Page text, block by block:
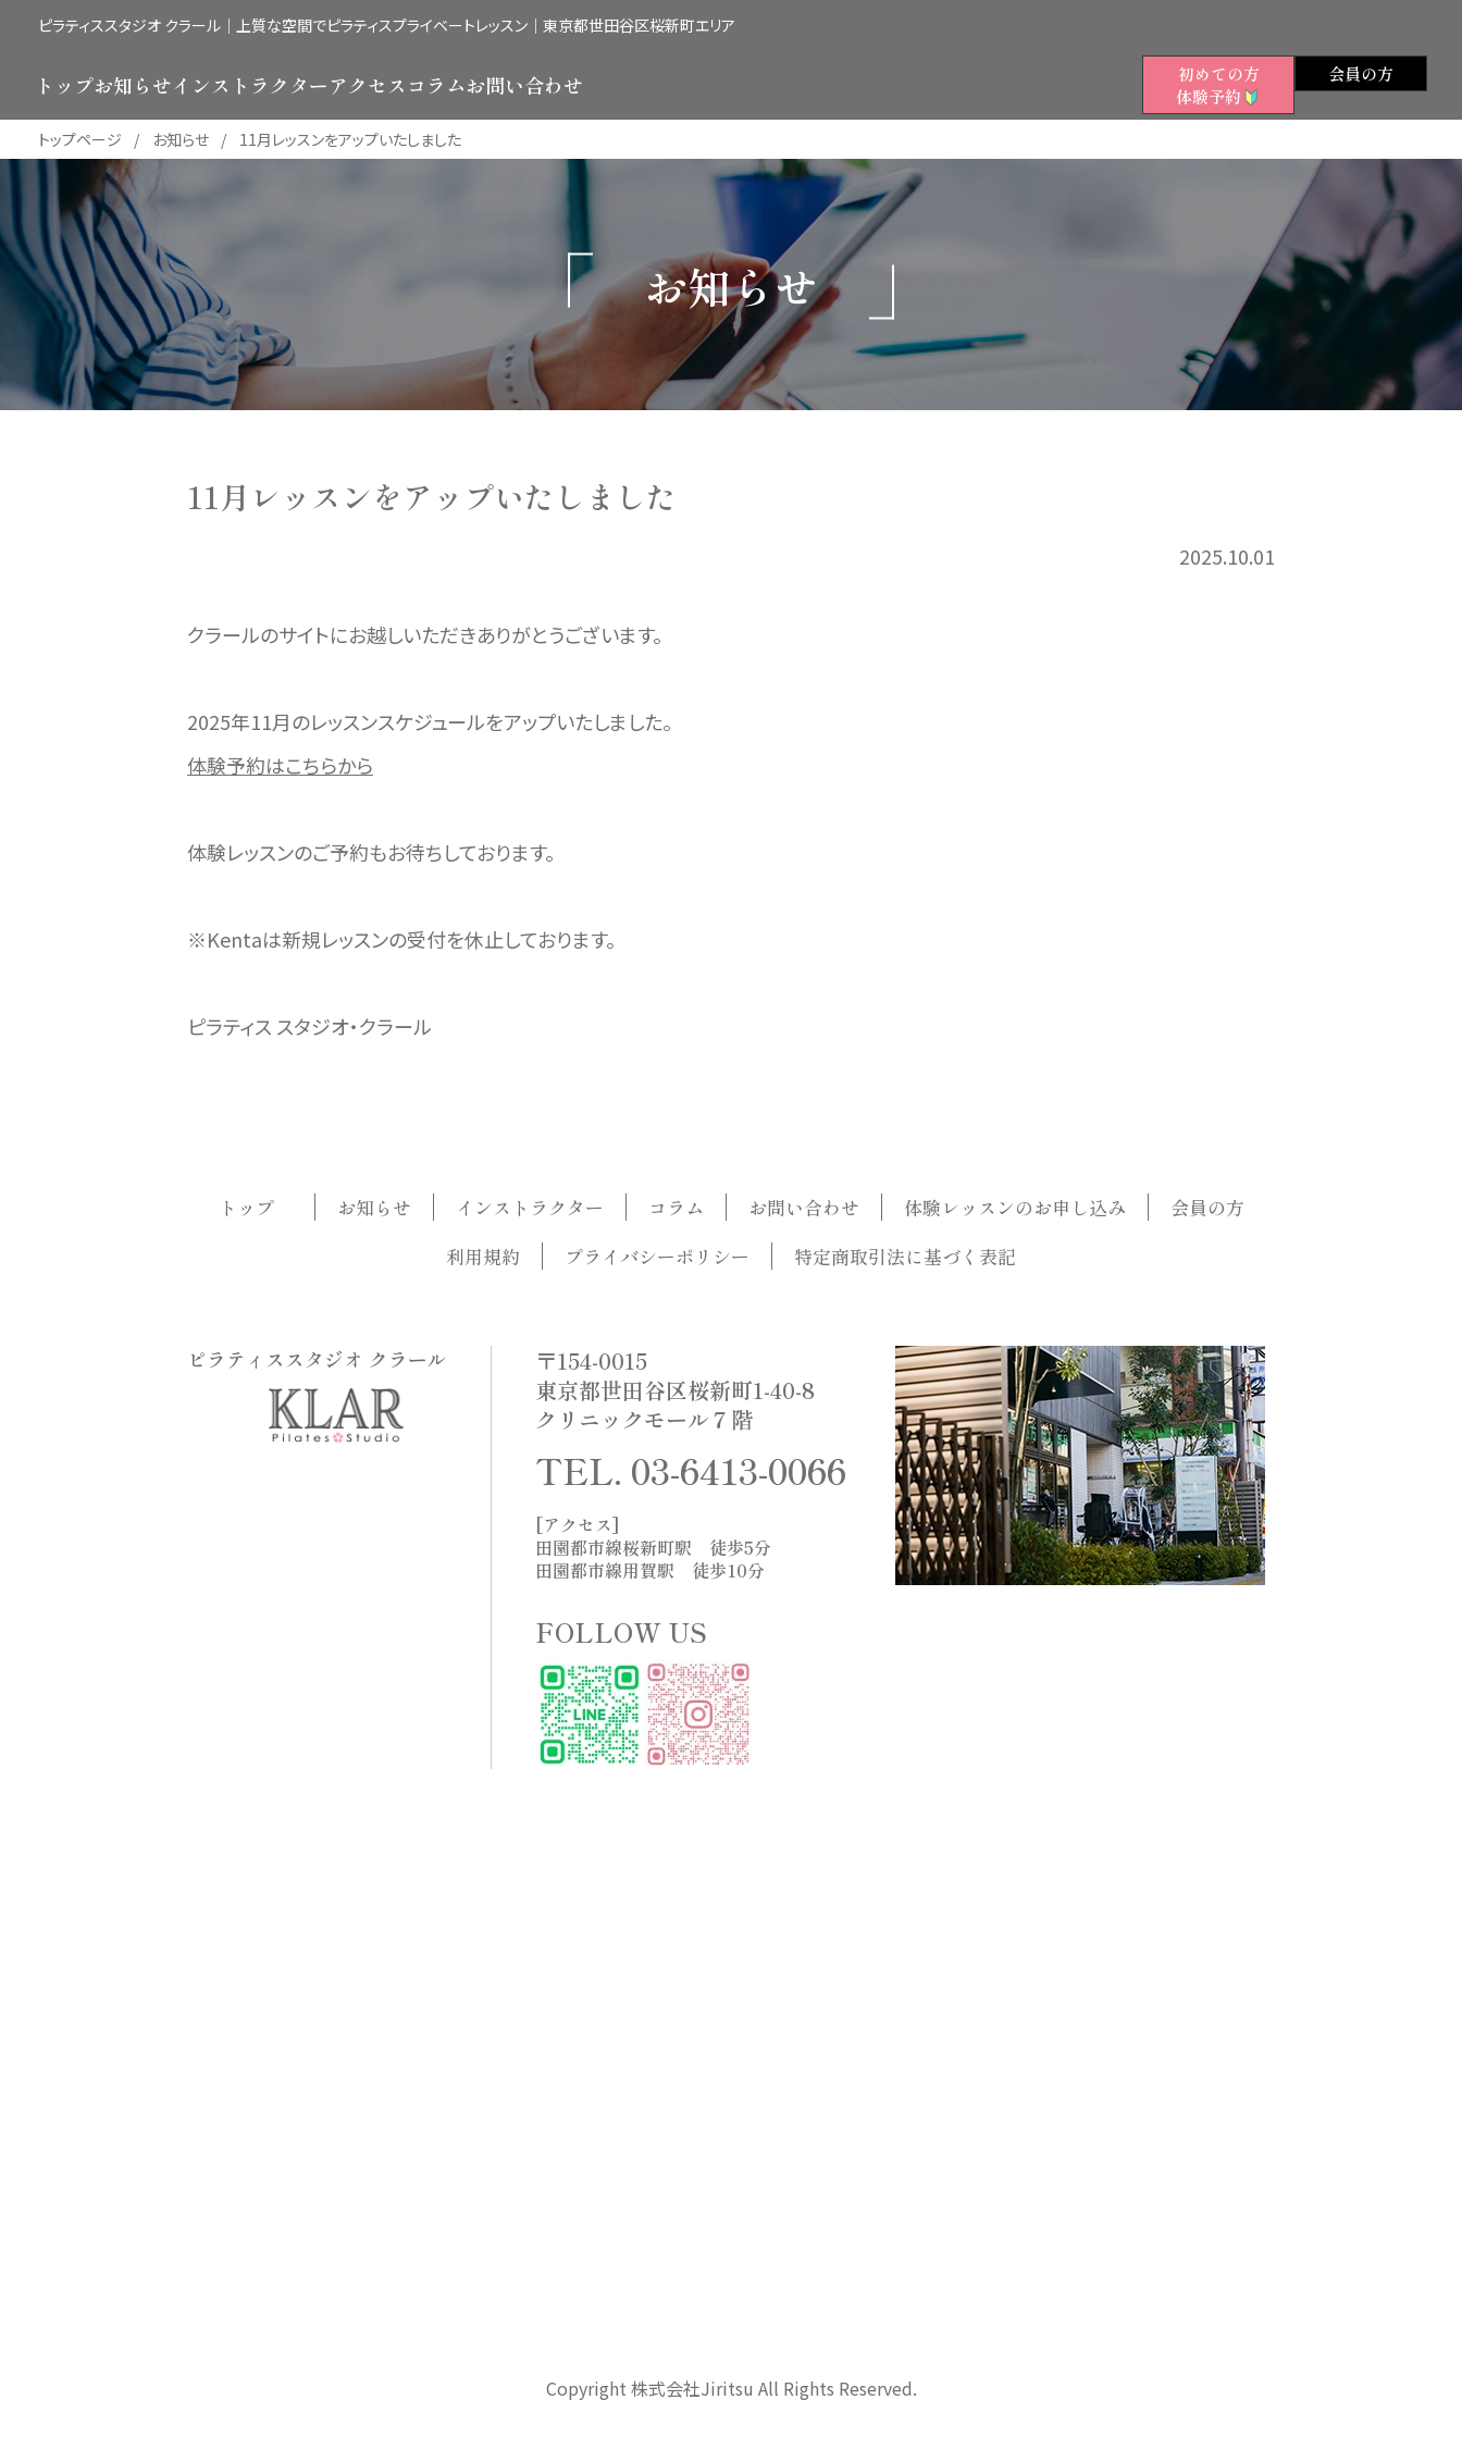
ピラティススタジオ クラール｜上質な空間でピラティスプライベートレッスン｜東京都世田谷区桜新町エリア
トップお知らせインストラクターアクセス コラムお問い合わせ
初めての方
体験予約
会員の方
トップページ お知らせ 11月レッスンをアップいたしました
お知らせ
11月レッスンをアップいたしました
2025.10.01
クラールのサイトにお越しいただきありがとうございます。
2025年11月のレッスンスケジュールをアップいたしました。
体験予約はこちらから
体験レッスンのご予約もお待ちしております。
※Kentaは新規レッスンの受付を休止しております。
ピラティス スタジオ・クラール
トップ お知らせ インストラクター コラム お問い合わせ 体験レッスンのお申し込み
会員の方
利用規約
プライバシーポリシー 特定商取引法に基づく表記
ピラティススタジオ クラール
〒154-0015
東京都世田谷区桜新町1-40-8
クリニックモール７階
TEL. 03-6413-0066
[アクセス]
田園都市線桜新町駅 徒歩5分
田園都市線用賀駅 徒歩10分
FOLLOW US
Copyright 株式会社Jiritsu All Rights Reserved.